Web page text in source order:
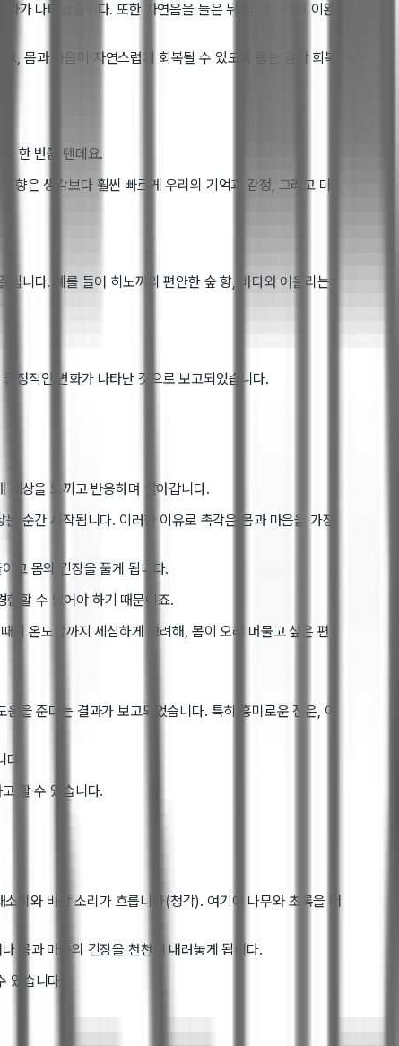
가 나타났습니다. 또한 자연음을 들은 뒤 더 편안하고 이완
, 몸과 마음이 자연스럽게 회복될 수 있도록 돕는 감각 회복
한 번쯤 텐데요.
향은 생각보다 훨씬 빠르게 우리의 기억과 감정, 그리고 마
니다. 예를 들어 히노끼의 편안한 숲 향, 바다와 어울리는
정적인 변화가 나타난 것으로 보고되었습니다.
세상을 느끼고 반응하며 살아갑니다.
순간 시작됩니다. 이러한 이유로 촉각은 몸과 마음을 가장
고 몸의 긴장을 풀게 됩니다.
험할 수 있어야 하기 때문이죠.
의 온도감까지 세심하게 고려해, 몸이 오래 머물고 싶은 편
을 준다는 결과가 보고되었습니다. 특히 흥미로운 점은, 이
.
할 수 있습니다.
리와 바람 소리가 흐릅니다(청각). 여기에 나무와 초록을 떠
몸과 마음의 긴장을 천천히 내려놓게 됩니다.
있습니다.